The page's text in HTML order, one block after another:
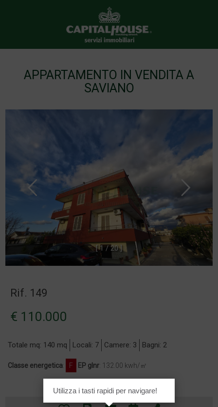
APPARTAMENTO IN VENDITA A
SAVIANO
[ 1 / 20 ]
Rif. 149
€ 110.000
Totale mq: 140 mq Locali: 7 Camere: 3 Bagni: 2
Classe energetica: F EP glnr: 132.00 kwh/㎡
Utilizza i tasti rapidi per navigare!